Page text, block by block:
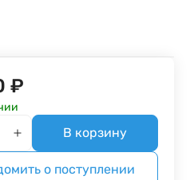
₽
В корзину
о поступлении